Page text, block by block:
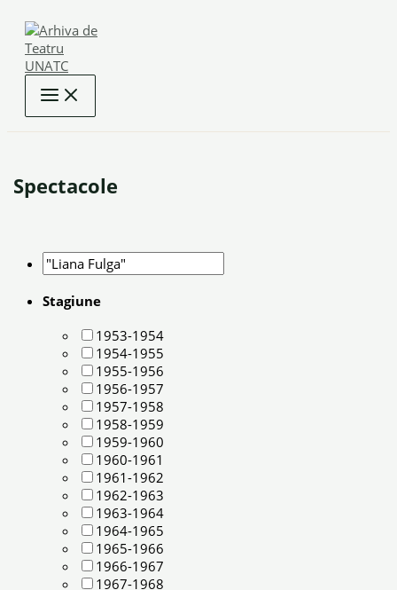
content
Spectacole
Stagiune
1953-1954
1954-1955
1955-1956
1956-1957
1957-1958
1958-1959
1959-1960
1960-1961
1961-1962
1962-1963
1963-1964
1964-1965
1965-1966
1966-1967
1967-1968